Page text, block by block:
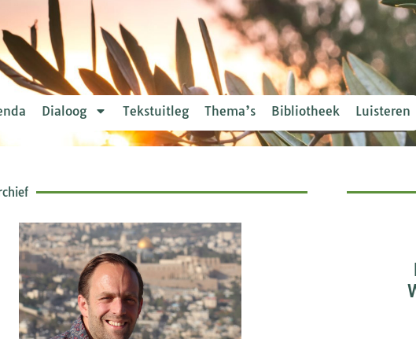
Dialoog Tekstuitleg Thema’s Bibliotheek Luisteren